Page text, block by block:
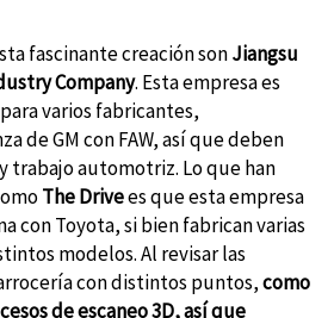
fascinante creación sonJiangsu
Company. Esta empresa es
varios fabricantes,
de GM con FAW, así que deben
trabajo automotriz. Lo que han
The Drivees que esta empresa
con Toyota, si bien fabrican varias
modelos. Al revisar las
con distintos puntos,como
de escaneo 3D, así que